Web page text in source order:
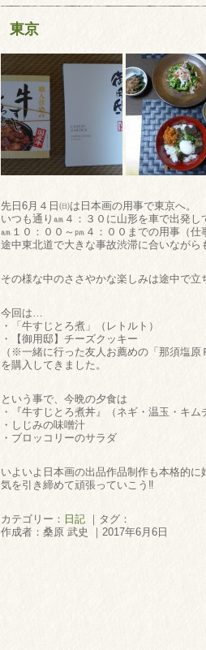
東京
先日6月４日㈰は日本画の用事で東京へ。
いつも通り㏂４：３０に山形を車で出発
㏂１０：００～㏘４：００までの用事（仕
途中東北道で大きな事故渋滞に合いながら
その様な中のささやかな楽しみは途中で
今回は…
・「牛すじとろ煮」（レトルト）
・【御用邸】チーズクッキー
（※一緒に行った友人お薦めの「那須塩
を購入してきました。
という事で、今晩の夕食は
・『牛すじとろ煮丼』（ネギ・温玉・キム
・しじみの味噌汁
・ブロッコリーのサラダ
いよいよ日本画の出品作品制作も本格的に
気を引き締めて頑張っていこう‼
カテゴリー： 日記 ｜タグ：
作成者：桑原 武史 ｜2017年6月6日